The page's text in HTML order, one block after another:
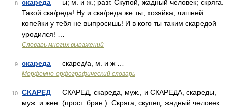
8 скареда — ы; м. и ж.; разг. Скупой, жадный человек; скряга.
Такой ска/реда! Ну и ска/реда же ты, хозяйка, лишней
копейки у тебя не выпросишь! И в кого ты таким скаредой
уродился! …
Словарь многих выражений
9 скареда — скаред/а, м. и ж …
Морфемно-орфографический словарь
10 СКАРЕД — СКАРЕД, скареда, муж., и СКАРЕДА, скареды,
муж. и жен. (прост. бран.). Скряга, скупец, жадный человек.